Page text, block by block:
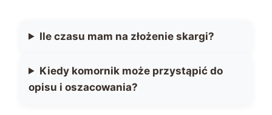
Ile czasu mam na złożenie skargi?
Kiedy komornik może przystąpić do
opisu i oszacowania?